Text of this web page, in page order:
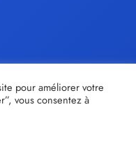
pour améliorer votre
vous consentez à